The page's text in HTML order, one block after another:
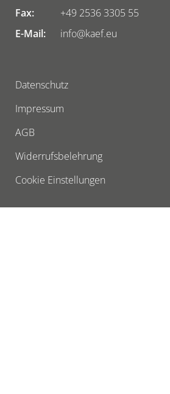
Fax:
+49 2536 3305 55
E-Mail:
info@kaef.eu
Datenschutz
Impressum
AGB
Widerrufsbelehrung
Cookie Einstellungen